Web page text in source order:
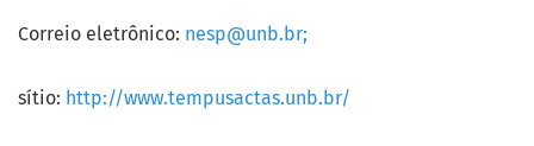
Correio eletrônico: nesp@unb.br;
sítio: http://www.tempusactas.unb.br/